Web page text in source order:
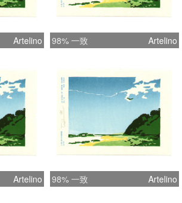
Artelino 98% 一致 Artelino
Artelino 98% 一致 Artelino